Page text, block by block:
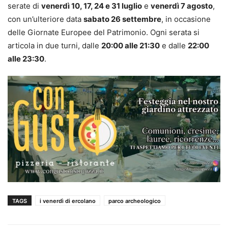
serate di venerdì 10, 17, 24 e 31 luglio e venerdì 7 agosto,
con un’ulteriore data sabato 26 settembre, in occasione
delle Giornate Europee del Patrimonio. Ogni serata si
articola in due turni, dalle 20:00 alle 21:30 e dalle 22:00
alle 23:30.
TAGS i venerdì di ercolano parco archeologico